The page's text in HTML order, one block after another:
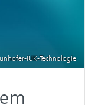
IUK-Technologie